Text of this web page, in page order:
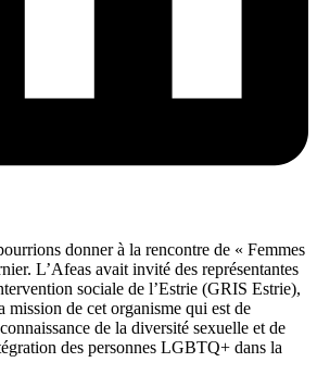
donner à la rencontre de « Femmes
L’Afeas avait invité des représentantes
sociale de l’Estrie (GRIS Estrie),
mission de cet organisme qui est de
de la diversité sexuelle et de
des personnes LGBTQ+ dans la